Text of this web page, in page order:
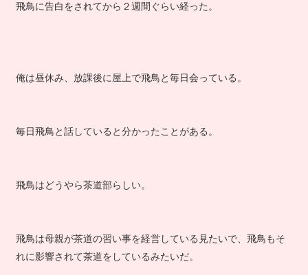
飛鳥に告白をされてから２週間ぐらい経った。
俺は昼休み、放課後に屋上で飛鳥と毎日会っている。
毎日飛鳥と話していると分かったことがある。
飛鳥はどうやら茶道部らしい。
飛鳥は母親が茶道の習い事を経営している見たいで、飛鳥もそ
れに影響されて茶道をしているみたいだ。